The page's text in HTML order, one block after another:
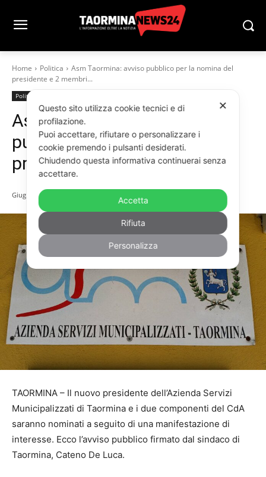
Home Politica
Asm Taormina: avviso pubblico per la nomina del
presidente e 2 membri...
Politica
Asm Taormina: avviso
pubblico per la nomina del
presidente e 2 membri CdA
Giugno 5, 2023
TAORMINA – Il nuovo presidente dell’Azienda Servizi
Municipalizzati di Taormina e i due componenti del CdA
saranno nominati a seguito di una manifestazione di
interesse. Ecco l’avviso pubblico firmato dal sindaco di
Taormina, Cateno De Luca.
✕
Questo sito utilizza cookie tecnici e di
profilazione.
Puoi accettare, rifiutare o personalizzare i
cookie premendo i pulsanti desiderati.
Chiudendo questa informativa continuerai senza
accettare.
Accetta
Rifiuta
Personalizza